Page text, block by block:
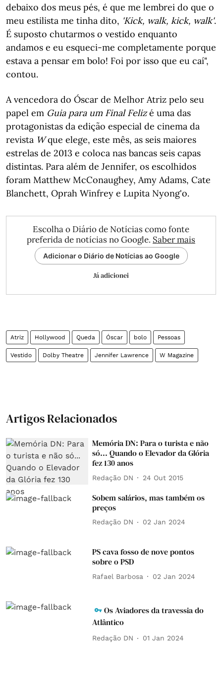
debaixo dos meus pés, é que me lembrei do que o
meu estilista me tinha dito, 'Kick, walk, kick, walk'.
É suposto chutarmos o vestido enquanto
andamos e eu esqueci-me completamente porque
estava a pensar em bolo! Foi por isso que eu caí",
contou.
A vencedora do Óscar de Melhor Atriz pelo seu
papel em Guia para um Final Felizé uma das
protagonistas da edição especial de cinema da
revista Wque elege, este mês, as seis maiores
estrelas de 2013 e coloca nas bancas seis capas
distintas. Para além de Jennifer, os escolhidos
foram Matthew McConaughey, Amy Adams, Cate
Blanchett, Oprah Winfrey e Lupita Nyong'o.
Escolha o Diário de Notícias como fonte
preferida de notícias no Google. Saber mais
Adicionar o Diário de Notícias ao Google
Já adicionei
Atriz Hollywood Queda Óscar bolo Pessoas
Vestido Dolby Theatre Jennifer Lawrence W Magazine
Artigos Relacionados
Memória DN: Para o turista e não
só... Quando o Elevador da Glória
fez 130 anos
Redação DN 24 Out 2015
Sobem salários, mas também os
preços
Redação DN 02 Jan 2024
PS cava fosso de nove pontos
sobre o PSD
Rafael Barbosa 02 Jan 2024
Os Aviadores da travessia do
Atlântico
Redação DN 01 Jan 2024